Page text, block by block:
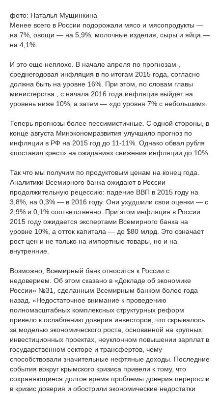
фото: Наталья Мущинкина
Менее всего в России подорожали мясо и мясопродукты —
на 7%, овощи — на 5,9%, молочные изделия, сыры и яйца —
на 4,1%.
И это еще неплохо. В начале апреля по прогнозам ,
среднегодовая инфляция в по итогам 2015 года, согласно
должна быть на уровне 16%. При этом, по словам главы
министерства , с начала 2016 года инфляция выйдет на
уровень ниже 10%, а затем — «до уровня 7% с небольшим».
Теперь прогнозы более пессимистичные. С одной стороны, в
конце августа Минэкономразвития улучшило прогноз по
инфляции в РФ на 2015 год до 11-11%. Однако обвал рубля
«поставил крест» на ожиданиях снижения инфляции до 10%.
Так что мы получим по продуктовым ценам на конец года.
Аналитики Всемирного банка ожидают в России
продолжительную рецессию: падение ВВП в 2015 году на
3,8%, на 0,3% — в 2016 году. Они ухудшили свои оценки — с
2,9% и 0,1% соответственно. При этом инфляция в России
2015 году ожидается экспертами Всемирного банка на
уровне 10%, а отток капитала — до $80 млрд. Это означает
рост цен и не только на импортные товары, но и на
внутренние.
Возможно, Всемирный банк относится к России с
недоверием. Об этом сказано в «Докладе об экономике
России» №31, сделанным Всемирным банком более года
назад. «Недостаточное внимание к проведению
полномасштабных комплексных структурных реформ
привело к ослаблению доверия инвесторов, что скрывалось
за моделью экономического роста, основанной на крупных
инвестиционных проектах, неуклонном повышении зарплат в
государственном секторе и трансфертов, чему
способствовали значительные нефтяные доходы. Последние
события вокруг крымского кризиса привели к тому, что
сохраняющиеся долгое время проблемы доверия переросли
в кризис доверия и обострили экономические недостатки